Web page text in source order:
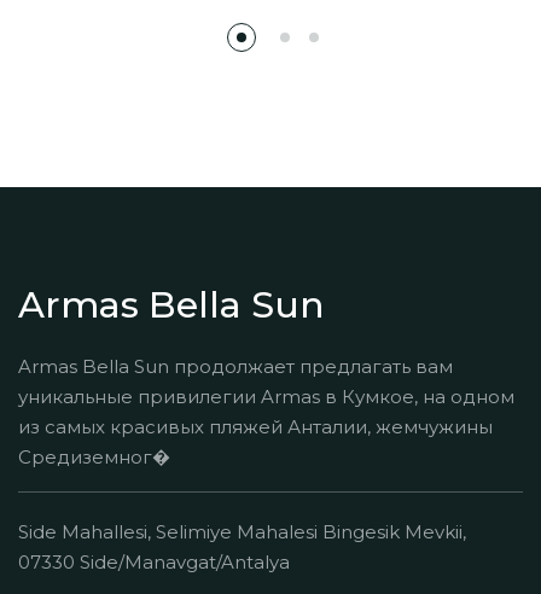
Armas Bella Sun
Armas Bella Sun продолжает предлагать вам
уникальные привилегии Armas в Кумкое, на одном
из самых красивых пляжей Анталии, жемчужины
Средиземног�
Side Mahallesi, Selimiye Mahalesi Bingesik Mevkii,
07330 Side/Manavgat/Antalya